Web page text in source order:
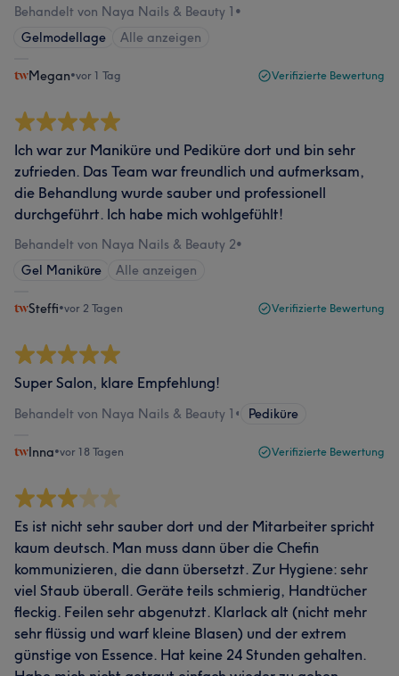
Behandelt von Naya Nails & Beauty 1 •
Gelmodellage
Alle anzeigen
Megan•vor 1 Tag Verifizierte Bewertung
Ich war zur Maniküre und Pediküre dort und bin sehr
zufrieden. Das Team war freundlich und aufmerksam,
die Behandlung wurde sauber und professionell
durchgeführt. Ich habe mich wohlgefühlt!
Behandelt von Naya Nails & Beauty 2•
Gel Maniküre
Alle anzeigen
Steffi•vor 2 Tagen Verifizierte Bewertung
Super Salon, klare Empfehlung!
Behandelt von Naya Nails & Beauty 1 • Pediküre
Inna•vor 18 Tagen Verifizierte Bewertung
Es ist nicht sehr sauber dort und der Mitarbeiter spricht
kaum deutsch. Man muss dann über die Chefin
kommunizieren, die dann übersetzt. Zur Hygiene: sehr
viel Staub überall. Geräte teils schmierig, Handtücher
fleckig. Feilen sehr abgenutzt. Klarlack alt (nicht mehr
sehr flüssig und warf kleine Blasen) und der extrem
günstige von Essence. Hat keine 24 Stunden gehalten.